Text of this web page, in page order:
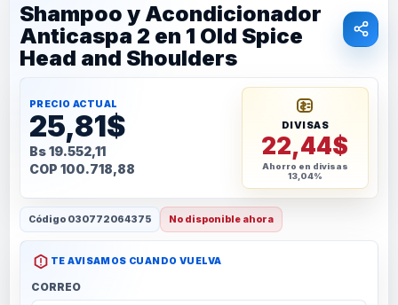
Shampoo y Acondicionador
Anticaspa 2 en 1 Old Spice
Head and Shoulders
PRECIO ACTUAL
25,81$
Bs 19.552,11
COP 100.718,88
DIVISAS
22,44$
Ahorro en divisas
13,04%
Código 030772064375 No disponible ahora
TE AVISAMOS CUANDO VUELVA
CORREO